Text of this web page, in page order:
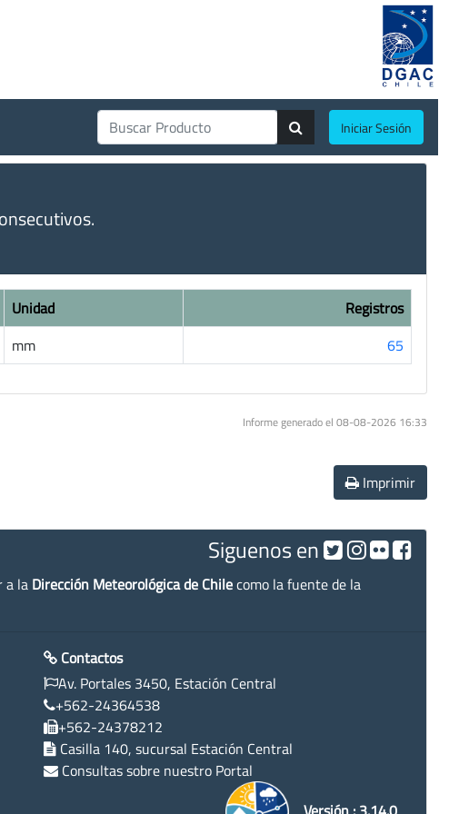
Iniciar Sesión
Unidad
Registros
mm 65
Informe generado el 08-08-2026 16:33
Imprimir
Siguenos en
a la Dirección Meteorológica de Chilecomo la fuente de la
Contactos
Av. Portales 3450, Estación Central
+562-24364538
+562-24378212
Casilla 140, sucursal Estación Central
Consultas sobre nuestro Portal